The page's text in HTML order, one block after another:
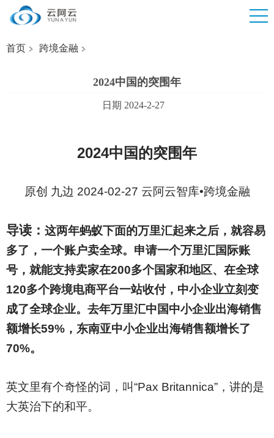
首页 跨境金融
2024中国的突围年
日期 2024-2-27
2024中国的突围年
原创 九边 2024-02-27 云阿云智库•跨境金融
导读： 这两年蚂蚁下面的万里汇起来之后，就容易
多了，一个账户卖全球。申请一个万里汇国际账
号，就能支持卖家在200多个国家和地区、在全球
120多个跨境电商平台一站收付，中小企业立刻变
成了全球企业。去年万里汇中国中小企业出海销售
额增长59%，东南亚中小企业出海销售额增长了
70%。
英文里有个奇怪的词，叫“Pax Britannica”，讲的是
大英治下的和平。